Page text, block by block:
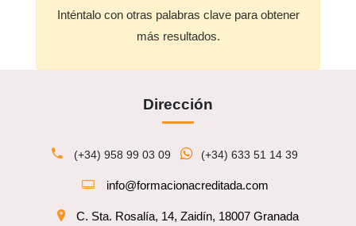
Inténtalo con otras palabras clave para obtener
más resultados.
Dirección
(+34) 958 99 03 09 (+34) 633 51 14 39
info@formacionacreditada.com
C. Sta. Rosalía, 14, Zaidín, 18007 Granada